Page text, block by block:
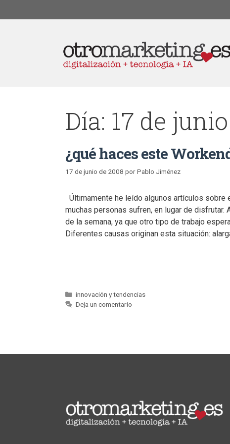
Día: 17 de
¿qué haces este
17 de junio de 2008 porPablo Jiménez
Últimamente he leído algunos artículos sobre
muchas personas sufren, en lugar de
de la semana, ya que otro tipo de trabajo
Diferentes causas originan esta situación:
innovación y tendencias
Deja un comentario